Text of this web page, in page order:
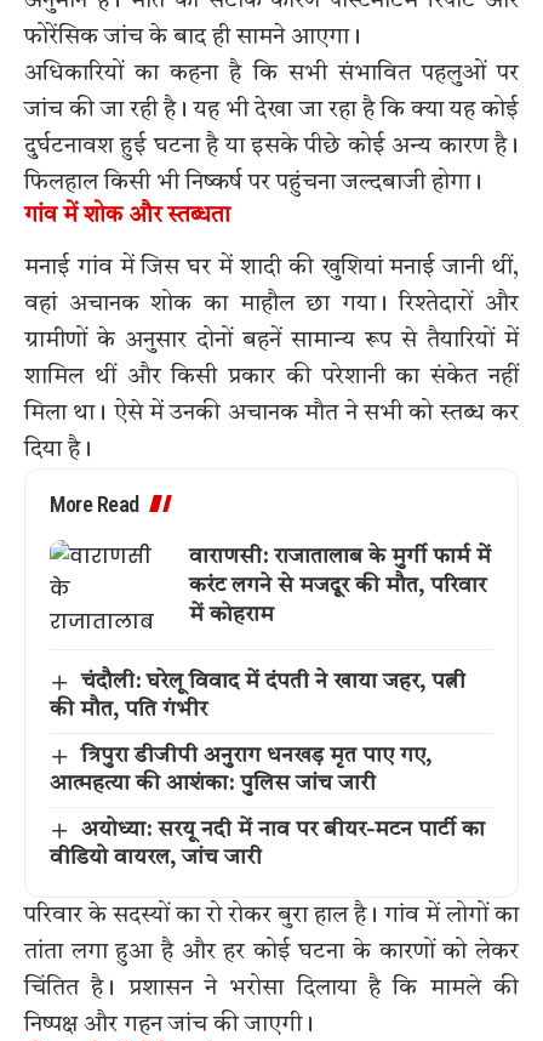
फोरेंसिक जांच के बाद ही सामने आएगा।
अधिकारियों का कहना है कि सभी संभावित पहलुओं पर
जांच की जा रही है। यह भी देखा जा रहा है कि क्या यह कोई
दुर्घटनावश हुई घटना है या इसके पीछे कोई अन्य कारण है।
फिलहाल किसी भी निष्कर्ष पर पहुंचना जल्दबाजी होगा।
गांव में शोक और स्तब्धता
मनाई गांव में जिस घर में शादी की खुशियां मनाई जानी थीं,
वहां अचानक शोक का माहौल छा गया। रिश्तेदारों और
ग्रामीणों के अनुसार दोनों बहनें सामान्य रूप से तैयारियों में
शामिल थीं और किसी प्रकार की परेशानी का संकेत नहीं
मिला था। ऐसे में उनकी अचानक मौत ने सभी को स्तब्ध कर
दिया है।
More Read
वाराणसी: राजातालाब के मुर्गी फार्म में
करंट लगने से मजदूर की मौत, परिवार
में कोहराम
चंदौली: घरेलू विवाद में दंपती ने खाया जहर, पत्नी
की मौत, पति गंभीर
त्रिपुरा डीजीपी अनुराग धनखड़ मृत पाए गए,
आत्महत्या की आशंका: पुलिस जांच जारी
अयोध्या: सरयू नदी में नाव पर बीयर-मटन पार्टी का
वीडियो वायरल, जांच जारी
परिवार के सदस्यों का रो रोकर बुरा हाल है। गांव में लोगों का
तांता लगा हुआ है और हर कोई घटना के कारणों को लेकर
चिंतित है। प्रशासन ने भरोसा दिलाया है कि मामले की
निष्पक्ष और गहन जांच की जाएगी।